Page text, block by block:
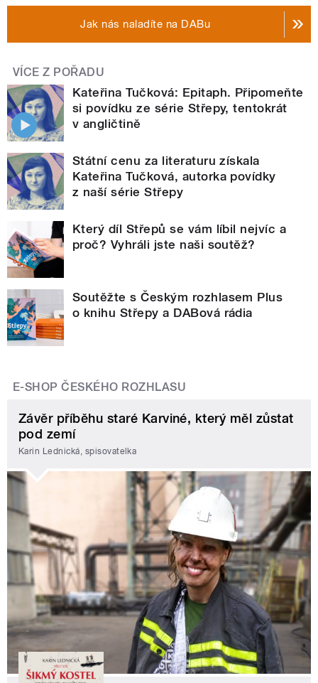
Jak nás naladíte na DABu
VÍCE Z POŘADU
Kateřina Tučková: Epitaph. Připomeňte
si povídku ze série Střepy, tentokrát
v angličtině
Státní cenu za literaturu získala
Kateřina Tučková, autorka povídky
z naší série Střepy
Který díl Střepů se vám líbil nejvíc a
proč? Vyhráli jste naši soutěž?
Soutěžte s Českým rozhlasem Plus
o knihu Střepy a DABová rádia
E-SHOP ČESKÉHO ROZHLASU
Závěr příběhu staré Karviné, který měl zůstat
pod zemí
Karin Lednická, spisovatelka